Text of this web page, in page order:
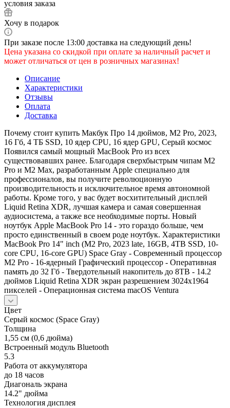
условия заказа
Хочу в подарок
При заказе после 13:00 доставка на следующий день!
Цена указана со скидкой при оплате за наличный расчет и
может отличаться от цен в розничных магазинах!
Описание
Характеристики
Отзывы
Оплата
Доставка
Почему стоит купить Макбук Про 14 дюймов, М2 Pro, 2023,
16 Гб, 4 ТБ SSD, 10 ядер CPU, 16 ядер GPU, Серый космос
Появился самый мощный MacBook Pro из всех
существовавших ранее. Благодаря сверхбыстрым чипам M2
Pro и M2 Max, разработанным Apple специально для
профессионалов, вы получите революционную
производительность и исключительное время автономной
работы. Кроме того, у вас будет восхитительный дисплей
Liquid Retina XDR, лучшая камера и самая совершенная
аудиосистема, а также все необходимые порты. Новый
ноутбук Apple MacBook Pro 14 - это гораздо больше, чем
просто единственный в своем роде ноутбук. Характеристики
MacBook Pro 14" inch (M2 Pro, 2023 late, 16GB, 4TB SSD, 10-
core CPU, 16-core GPU) Space Gray - Современный процессор
М2 Pro - 16-ядерный Графический процессор - Оперативная
память до 32 Гб - Твердотельный накопитель до 8TB - 14.2
дюймов Liquid Retina XDR экран разрешением 3024x1964
пикселей - Операционная система macOS Ventura
Цвет
Серый космос (Space Gray)
Толщина
1,55 см (0,6 дюйма)
Встроенный модуль Bluetooth
5.3
Работа от аккумулятора
до 18 часов
Диагональ экрана
14.2" дюйма
Технология дисплея